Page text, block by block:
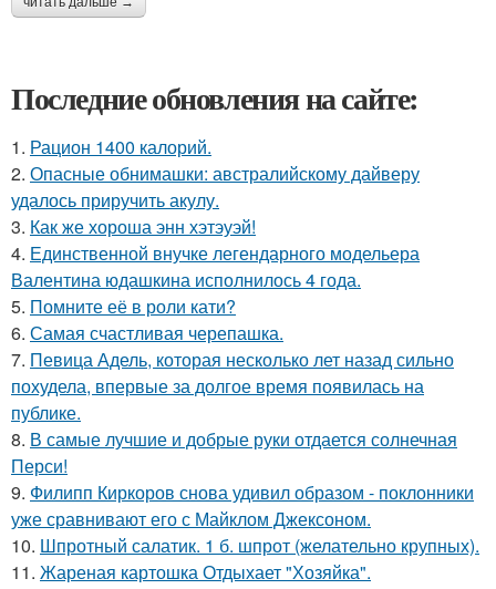
Последние обновления на сайте:
1. Рацион 1400 калорий.
2. Опасные обнимашки: австралийскому дайверу
удалось приручить акулу.
3. Как же хороша энн хэтэуэй!
4. Единственной внучке легендарного модельера
Валентина юдашкина исполнилось 4 года.
5. Помните её в роли кати?
6. Самая счастливая черепашка.
7. Певица Адель, которая несколько лет назад сильно
похудела, впервые за долгое время появилась на
публике.
8. В самые лучшие и добрые руки отдается солнечная
Перси!
9. Филипп Киркоров снова удивил образом - поклонники
уже сравнивают его с Майклом Джексоном.
10. Шпротный салатик. 1 б. шпрот (желательно крупных).
11. Жареная картошка Отдыхает "Хозяйка".